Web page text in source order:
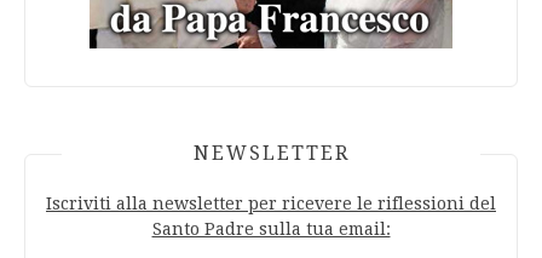
NEWSLETTER
Iscriviti alla newsletter per ricevere le riflessioni del
Santo Padre sulla tua email: